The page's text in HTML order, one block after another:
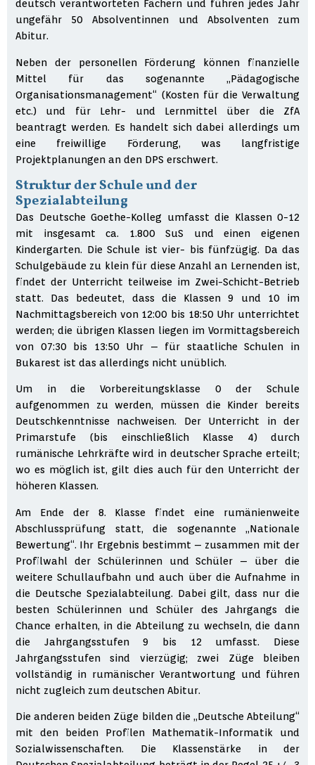
deutsch verantworteten Fächern und führen jedes Jahr
ungefähr 50 Absolventinnen und Absolventen zum
Abitur.
Neben der personellen Förderung können finanzielle
Mittel für das sogenannte „Pädagogische
Organisationsmanagement“ (Kosten für die Verwaltung
etc.) und für Lehr- und Lernmittel über die ZfA
beantragt werden. Es handelt sich dabei allerdings um
eine freiwillige Förderung, was langfristige
Projektplanungen an den DPS erschwert.
Struktur der Schule und der
Spezialabteilung
Das Deutsche Goethe-Kolleg umfasst die Klassen 0-12
mit insgesamt ca. 1.800 SuS und einen eigenen
Kindergarten. Die Schule ist vier- bis fünfzügig. Da das
Schulgebäude zu klein für diese Anzahl an Lernenden ist,
findet der Unterricht teilweise im Zwei-Schicht-Betrieb
statt. Das bedeutet, dass die Klassen 9 und 10 im
Nachmittagsbereich von 12:00 bis 18:50 Uhr unterrichtet
werden; die übrigen Klassen liegen im Vormittagsbereich
von 07:30 bis 13:50 Uhr – für staatliche Schulen in
Bukarest ist das allerdings nicht unüblich.
Um in die Vorbereitungsklasse 0 der Schule
aufgenommen zu werden, müssen die Kinder bereits
Deutschkenntnisse nachweisen. Der Unterricht in der
Primarstufe (bis einschließlich Klasse 4) durch
rumänische Lehrkräfte wird in deutscher Sprache erteilt;
wo es möglich ist, gilt dies auch für den Unterricht der
höheren Klassen.
Am Ende der 8. Klasse findet eine rumänienweite
Abschlussprüfung statt, die sogenannte „Nationale
Bewertung“. Ihr Ergebnis bestimmt – zusammen mit der
Profilwahl der Schülerinnen und Schüler – über die
weitere Schullaufbahn und auch über die Aufnahme in
die Deutsche Spezialabteilung. Dabei gilt, dass nur die
besten Schülerinnen und Schüler des Jahrgangs die
Chance erhalten, in die Abteilung zu wechseln, die dann
die Jahrgangsstufen 9 bis 12 umfasst. Diese
Jahrgangsstufen sind vierzügig; zwei Züge bleiben
vollständig in rumänischer Verantwortung und führen
nicht zugleich zum deutschen Abitur.
Die anderen beiden Züge bilden die „Deutsche Abteilung“
mit den beiden Profilen Mathematik-Informatik und
Sozialwissenschaften. Die Klassenstärke in der